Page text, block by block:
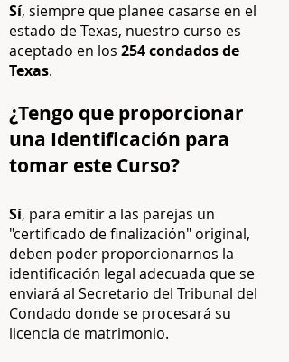
Sí, siempre que planee casarse en el
estado de Texas, nuestro curso es
aceptado en los 254 condados de
Texas.
¿Tengo que proporcionar
una Identificación para
tomar este Curso?
Sí, para emitir a las parejas un
"certificado de finalización" original,
deben poder proporcionarnos la
identificación legal adecuada que se
enviará al Secretario del Tribunal del
Condado donde se procesará su
licencia de matrimonio.